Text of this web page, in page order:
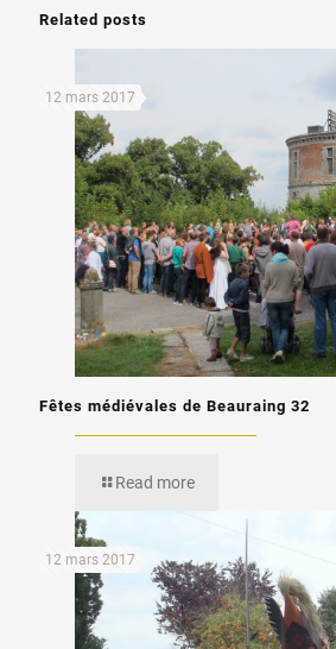
Related posts
12 mars 2017
Fêtes médiévales de Beauraing 32
Read more
12 mars 2017